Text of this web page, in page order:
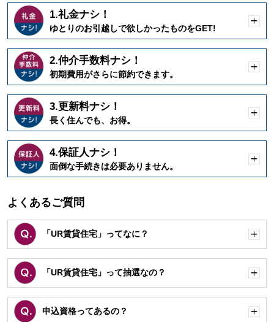
1.礼金ナシ！
ゆとりのお引越しで欲しかったものをGET!
く
2.仲介手数料ナシ！
初期費用がさらに節約できます。
く
3.更新料ナシ！
長く住んでも、お得。
く
4.保証人ナシ！
面倒な手続きは必要ありません。
く
よくあるご質問
「UR賃貸住宅」ってなに？
く
「UR賃貸住宅」って抽選なの？
く
申込資格ってあるの？